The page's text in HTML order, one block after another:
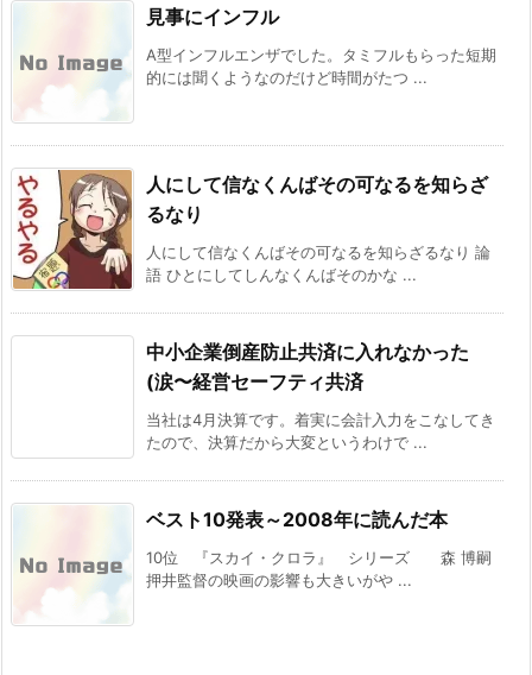
見事にインフル
A型インフルエンザでした。タミフルもらった短期
的には聞くようなのだけど時間がたつ ...
人にして信なくんばその可なるを知らざ
るなり
人にして信なくんばその可なるを知らざるなり 論
語 ひとにしてしんなくんばそのかな ...
中小企業倒産防止共済に入れなかった
(涙〜経営セーフティ共済
当社は4月決算です。着実に会計入力をこなしてき
たので、決算だから大変というわけで ...
ベスト10発表～2008年に読んだ本
10位 『スカイ・クロラ』 シリーズ 森 博嗣
押井監督の映画の影響も大きいがや ...